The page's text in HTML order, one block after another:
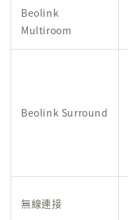
Beolink
Multiroom
Beolink Surround
無線連接